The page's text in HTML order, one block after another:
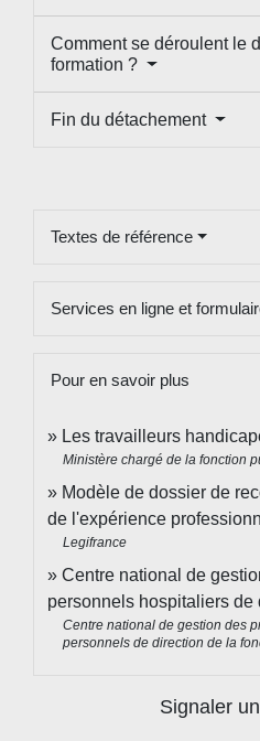
Comment se déroulent le
formation ?
Fin du détachement
Textes de référence
Services en ligne et
Pour en savoir plus
Les travailleurs
Ministère chargé de la fonction
Modèle de dossier de
de l'expérience
Legifrance
Centre national de
personnels hospitaliers de
Centre national de gestion des
personnels de direction de la
Signaler